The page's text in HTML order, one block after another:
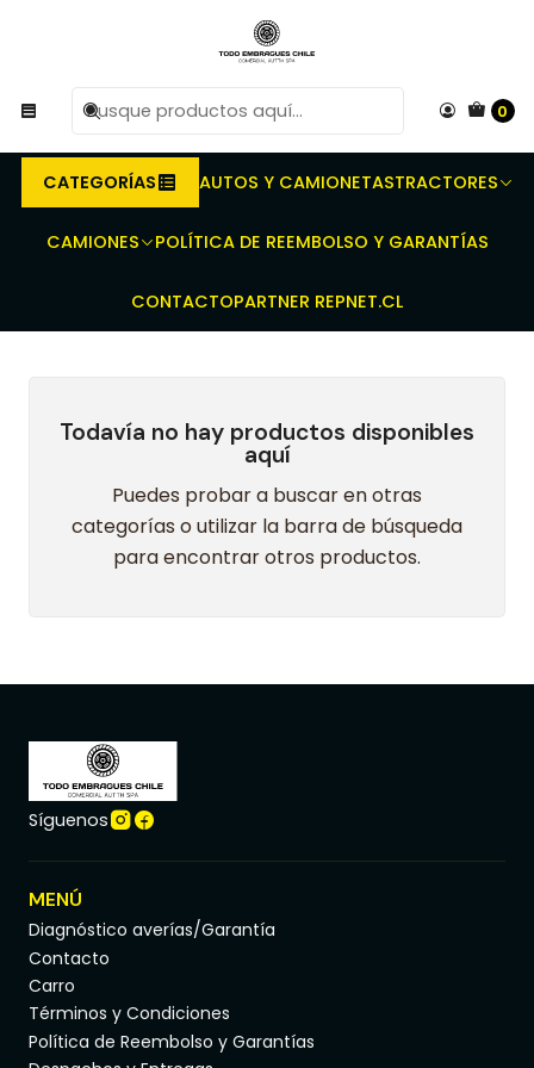
0
CATEGORÍAS AUTOS Y CAMIONETASTRACTORES
CAMIONES POLÍTICA DE REEMBOLSO Y GARANTÍAS
CONTACTOPARTNER REPNET.CL
Compra antes de las 10 AM de Lunes a Viernes y
entregaremos al transporte en un máximo de 24 hrs hábiles.
Inicio
embrague - Discos toma Fuerza
New Holland
6600
Todavía no hay productos disponibles
aquí
Puedes probar a buscar en otras
categorías o utilizar la barra de búsqueda
para encontrar otros productos.
Síguenos
MENÚ
Diagnóstico averías/Garantía
Contacto
Carro
Términos y Condiciones
Política de Reembolso y Garantías